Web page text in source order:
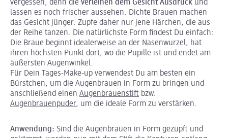
vergessen, denn die verleihen dem Gesicht Ausdruck und
lassen es noch frischer aussehen. Dichte Brauen machen
das Gesicht jünger. Zupfe daher nur jene Härchen, die aus
der Reihe tanzen. Die natürlichste Form findest Du einfach:
Die Braue beginnt idealerweise an der Nasenwurzel, hat
ihren höchsten Punkt dort, wo die Pupille ist und endet am
äußersten Augenwinkel.
Für Dein Tages-Make-up verwendest Du am besten ein
Bürstchen, um die Augenbrauen in Form zu bringen und
anschließend einen Augenbrauenstift bzw.
Augenbrauenpuder, um die ideale Form zu verstärken.
Anwendung: Sind die Augenbrauen in Form gezupft und